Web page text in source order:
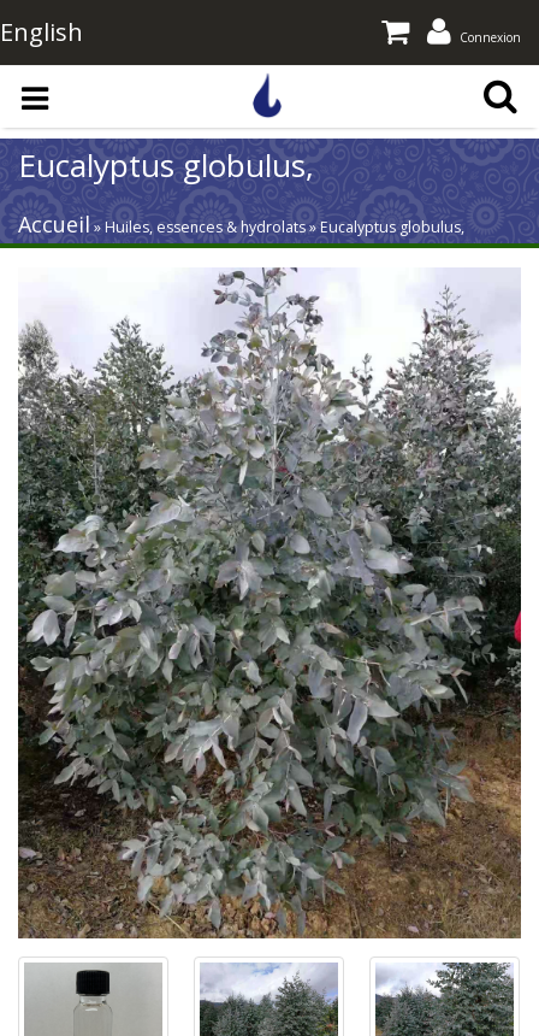
Aller au contenu principal
English Connexion
Eucalyptus globulus,
Accueil » Huiles, essences & hydrolats » Eucalyptus globulus,